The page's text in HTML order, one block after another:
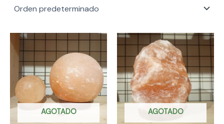
AGOTADO AGOTADO